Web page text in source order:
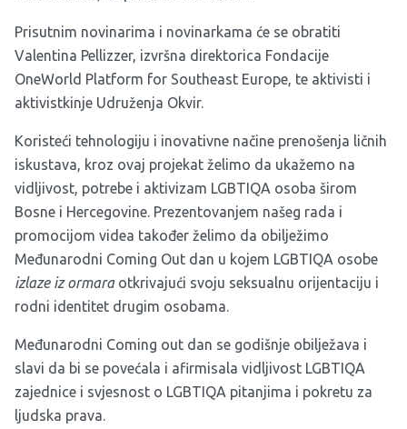
Prisutnim novinarima i novinarkama će se obratiti
Valentina Pellizzer, izvršna direktorica Fondacije
OneWorld Platform for Southeast Europe, te aktivisti i
aktivistkinje Udruženja Okvir.
Koristeći tehnologiju i inovativne načine prenošenja ličnih
iskustava, kroz ovaj projekat želimo da ukažemo na
vidljivost, potrebe i aktivizam LGBTIQA osoba širom
Bosne i Hercegovine. Prezentovanjem našeg rada i
promocijom videa također želimo da obilježimo
Međunarodni Coming Out dan u kojem LGBTIQA osobe
izlaze iz ormaraotkrivajući svoju seksualnu orijentaciju i
rodni identitet drugim osobama.
Međunarodni Coming out dan se godišnje obilježava i
slavi da bi se povećala i afirmisala vidljivost LGBTIQA
zajednice i svjesnost o LGBTIQA pitanjima i pokretu za
ljudska prava.